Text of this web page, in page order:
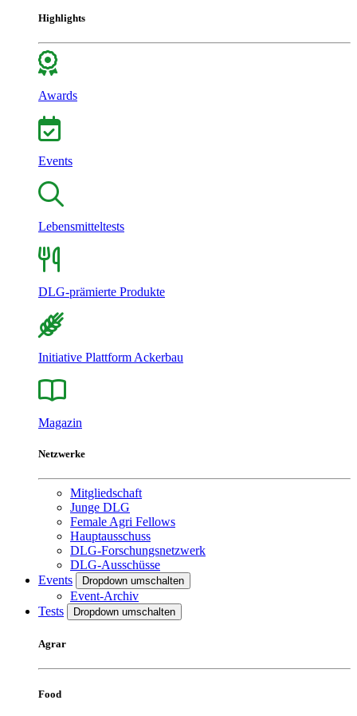
Highlights
Awards
Events
Lebensmitteltests
DLG-prämierte Produkte
Initiative Plattform Ackerbau
Magazin
Netzwerke
Mitgliedschaft
Junge DLG
Female Agri Fellows
Hauptausschuss
DLG-Forschungsnetzwerk
DLG-Ausschüsse
Events
Dropdown umschalten
Event-Archiv
Tests
Dropdown umschalten
Agrar
Food